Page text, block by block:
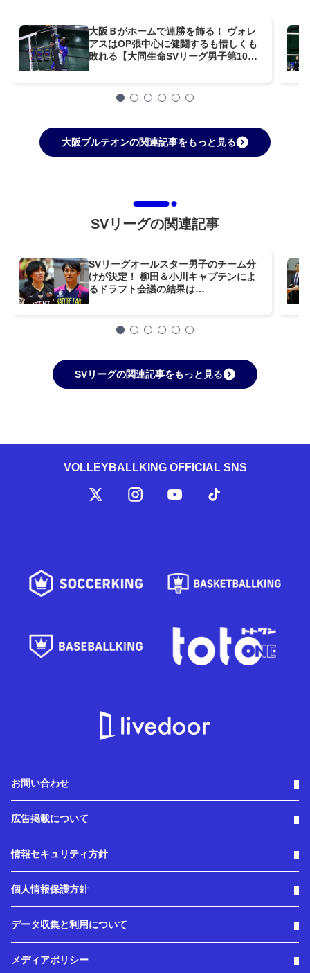
大阪Ｂがホームで連勝を飾る！ ヴォレ
アスはOP張中心に健闘するも惜しくも
敗れる【大同生命SVリーグ男子第10節
大阪ブルテオンの関連記事をもっと見る
SVリーグの関連記事
SVリーグオールスター男子のチーム分
けが決定！ 柳田＆小川キャプテンによ
るドラフト会議の結果は…
SVリーグの関連記事をもっと見る
VOLLEYBALLKING OFFICIAL SNS
お問い合わせ
広告掲載について
情報セキュリティ方針
個人情報保護方針
データ収集と利用について
メディアポリシー